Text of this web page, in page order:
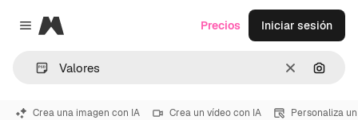
Close menu
Magnific
Borrar
Precios Iniciar sesión
Crea una imagen con IA Crea un vídeo con IA Personaliza